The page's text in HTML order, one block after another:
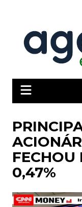
conteúdo
FECHOU
0,47%